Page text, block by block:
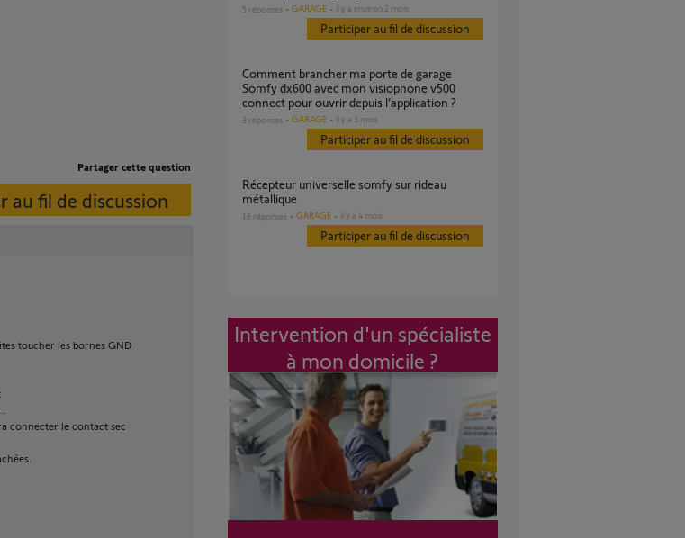
Partager cette question
au fil de discussion
toucher les bornes GND
connecter le contact sec
5 réponses GARAGE il y a environ 2 mois
Participer au fil de discussion
Comment brancher ma porte de garage
Somfy dx600 avec mon visiophone v500
connect pour ouvrir depuis l’application ?
3 réponses GARAGE il y a 3 mois
Participer au fil de discussion
Récepteur universelle somfy sur rideau
métallique
16 réponses GARAGE il y a 4 mois
Participer au fil de discussion
Intervention d'un spécialiste
à mon domicile ?